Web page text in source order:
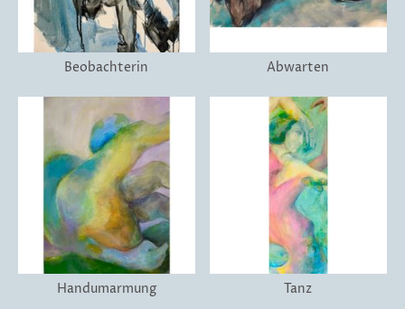
Beobachterin Abwarten
Handumarmung Tanz